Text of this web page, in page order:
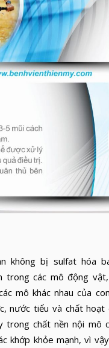
bị sulfat hóa
trong các mô động
mô khác nhau của
nước tiểu và chất
chất nền nội mô
khớp khỏe mạnh, vì